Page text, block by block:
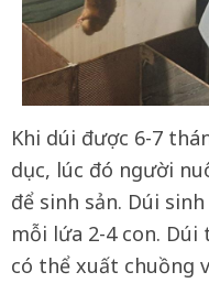
Khi dúi được 6-7
dục, lúc đó người
để sinh sản. Dúi
mỗi lứa 2-4 con.
có thể xuất chuồng